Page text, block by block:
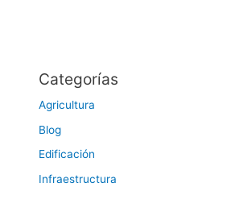
Categorías
Agricultura
Blog
Edificación
Infraestructura